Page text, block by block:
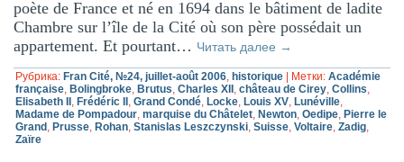
poète de France et né en 1694 dans le bâtiment de ladite
Chambre sur l’île de la Cité où son père possédait un
appartement. Et pourtant… Читать далее →
Рубрика: Fran Cité, №24, juillet-août 2006, historique Метки: Académie
française, Bolingbroke, Brutus,Charles XII ,château de Cirey,Collins,
Elisabeth II , Frédéric II ,Grand Condé, Locke, Louis XV, Lunéville,
Madame de Pompadour,marquise du Châtelet, Newton,Oedipe, Pierre le
Grand , Prusse, Rohan,Stanislas Leszczynski,Suisse,Voltaire,Zadig,
Zaïre